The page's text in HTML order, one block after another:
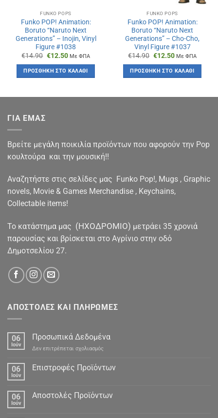
FUNKO POPS
Funko POP! Animation:
Boruto “Naruto Next
Generations” – Inojin, Vinyl
Figure #1038
€14.90 Original
was:
€14.90.
€12.50Η
τιμή
είναι:
€12.50.
Με ΦΠΑ
ΠΡΟΣΘΉΚΗ ΣΤΟ ΚΑΛΆΘΙ
FUNKO POPS
Funko POP! Animation:
Boruto “Naruto Next
Generations” – Cho-Cho,
Vinyl Figure #1037
€14.90 Original
was:
€14.90.
€12.50Η
τιμή
είναι:
€12.50.
Με ΦΠΑ
ΠΡΟΣΘΉΚΗ ΣΤΟ ΚΑΛΆΘΙ
ΓΙΑ ΕΜΑΣ
Βρείτε μεγάλη ποικιλία προϊόντων που αφορούν την Pop
κουλτούρα και την μουσική!!
Αναζητήστε στις σελίδες μας Funko Pop!, Mugs , Graphic
novels, Movie & Games Merchandise , Keychains,
Collectable items!
To κατάστημα μας (ΗΧΟΔΡΟΜΙΟ) μετράει 35 χρονιά
παρουσίας και βρίσκεται στο Αγρίνιο στην οδό
Δημοτσελίου 27.
ΑΠΟΣΤΟΛΕΣ ΚΑΙ ΠΛΗΡΩΜΕΣ
06
Ιούν
Προσωπικά Δεδομένα
Δεν επιτρέπεται σχολιασμός
Δεδομένα
06
Ιούν
Επιστροφές Προϊόντων
06
Ιούν
Αποστολές Προϊόντων